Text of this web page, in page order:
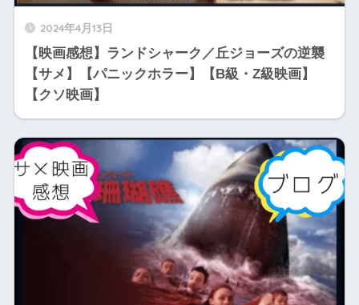
2024年4月13日
【映画感想】ランドシャーク／丘ジョーズの逆襲
【サメ】【パニックホラー】【B級・Z級映画】
【クソ映画】